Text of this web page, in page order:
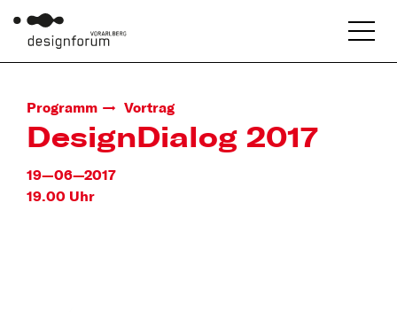
Programm Vortrag
DesignDialog 2017
19—06—2017
19.00 Uhr